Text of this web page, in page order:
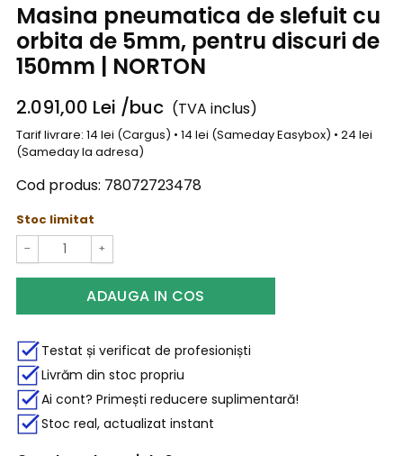
Masina pneumatica de slefuit cu
orbita de 5mm, pentru discuri de
150mm | NORTON
2.091,00 Lei /buc (TVA inclus)
Tarif livrare: 14 lei (Cargus) • 14 lei (Sameday Easybox) • 24 lei
(Sameday la adresa)
Cod produs: 78072723478
Stoc limitat
− +
ADAUGA IN COS
Testat și verificat de profesioniști
Livrăm din stoc propriu
Ai cont? Primești reducere suplimentară!
Stoc real, actualizat instant